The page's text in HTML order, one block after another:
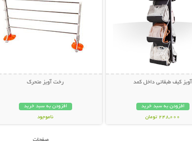
آویز کیف طبقاتی داخل کمد
افزودن به سبد خرید
248,000 تومان
رخت آویز متحرک
افزودن به سبد خرید
ناموجود